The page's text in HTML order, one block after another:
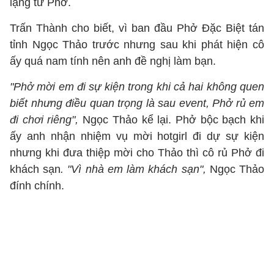
lặng từ Phở.
Trấn Thành cho biết, vì ban đầu Phở Đặc Biệt tán
tỉnh Ngọc Thảo trước nhưng sau khi phát hiện cô
ấy quá nam tính nên anh đề nghị làm bạn.
"Phở mời em đi sự kiện trong khi cả hai không quen
biết nhưng điều quan trọng là sau event, Phở rủ em
đi chơi riêng", Ngọc Thảo kể lại. Phở bộc bạch khi
ấy anh nhận nhiệm vụ mời hotgirl đi dự sự kiện
nhưng khi đưa thiệp mời cho Thảo thì cô rủ Phở đi
khách sạn. "Vì nhà em làm khách sạn", Ngọc Thảo
đính chính.